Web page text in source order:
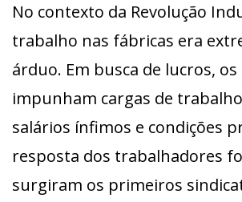
No contexto da Revolução
trabalho nas fábricas era
árduo. Em busca de lucros,
impunham cargas de trabalho
salários ínfimos e condições
resposta dos trabalhadores
surgiram os primeiros